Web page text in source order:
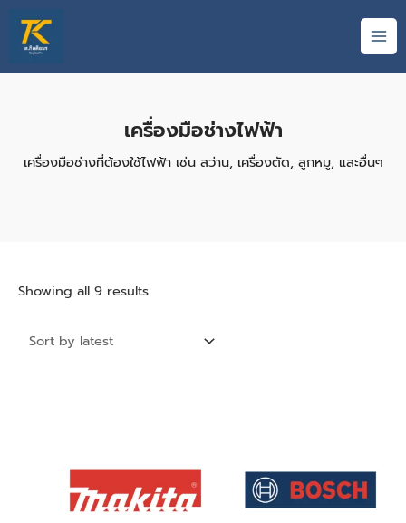
content
เครื่องมือช่างไฟฟ้า
เครื่องมือช่างที่ต้องใช้ไฟฟ้า เช่น สว่าน, เครื่องตัด, ลูกหมู, และอื่นๆ
e
Showing all 9 results